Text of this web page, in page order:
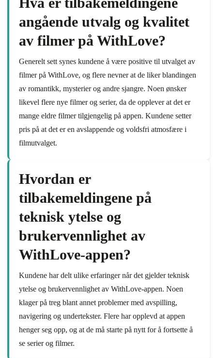
angående utvalg og kvalitet
av filmer på WithLove?
Generelt sett synes kundene å være positive til utvalget av
filmer på WithLove, og flere nevner at de liker blandingen
av romantikk, mysterier og andre sjangre. Noen ønsker
likevel flere nye filmer og serier, da de opplever at det er
mange eldre filmer tilgjengelig på appen. Kundene setter
pris på at det er en avslappende og voldsfri atmosfære i
filmutvalget.
Hvordan er
tilbakemeldingene på
teknisk ytelse og
brukervennlighet av
WithLove-appen?
Kundene har delt ulike erfaringer når det gjelder teknisk
ytelse og brukervennlighet av WithLove-appen. Noen
klager på treg blant annet problemer med avspilling,
navigering og undertekster. Flere har opplevd at appen
henger seg opp, og at de må starte på nytt for å fortsette å
se serier og filmer.